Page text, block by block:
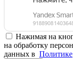
Нажимая на
на обработку
данных в Политике